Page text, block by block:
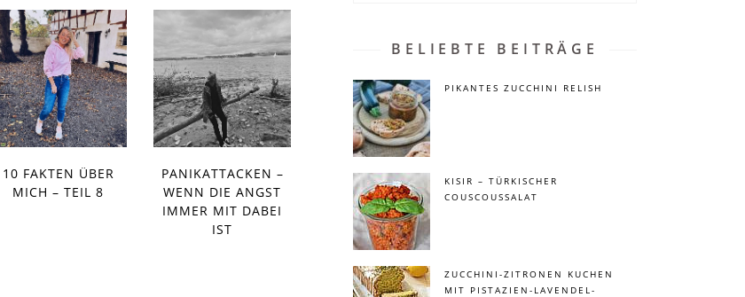
10 FAKTEN ÜBER
MICH – TEIL 8
PANIKATTACKEN –
WENN DIE ANGST
IMMER MIT DABEI
IST
BELIEBTE BEITRÄGE
PIKANTES ZUCCHINI RELISH
KISIR – TÜRKISCHER
COUSCOUSSALAT
ZUCCHINI-ZITRONEN KUCHEN
MIT PISTAZIEN-LAVENDEL-